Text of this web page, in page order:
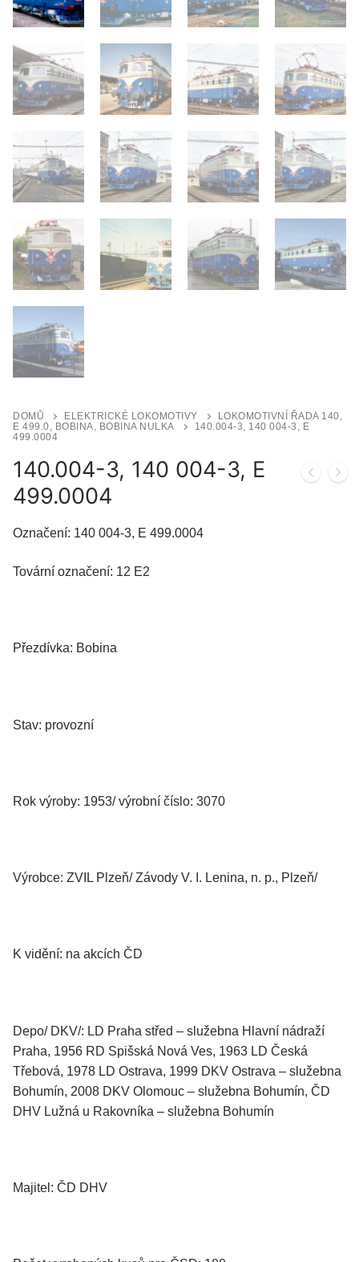
DOMŮ ELEKTRICKÉ LOKOMOTIVY
LOKOMOTIVNÍ ŘADA 140,
E 499.0, BOBINA, BOBINA NULKA
140.004-3, 140 004-3, E
499.0004
140.004-3, 140 004-3, E
499.0004
Označení: 140 004-3, E 499.0004
Tovární označení: 12 E2
Přezdívka: Bobina
Stav: provozní
Rok výroby: 1953/ výrobní číslo: 3070
Výrobce: ZVIL Plzeň/ Závody V. I. Lenina, n. p., Plzeň/
K vidění: na akcích ČD
Depo/ DKV/: LD Praha střed – služebna Hlavní nádraží
Praha, 1956 RD Spišská Nová Ves, 1963 LD Česká
Třebová, 1978 LD Ostrava, 1999 DKV Ostrava – služebna
Bohumín, 2008 DKV Olomouc – služebna Bohumín, ČD
DHV Lužná u Rakovníka – služebna Bohumín
Majitel: ČD DHV